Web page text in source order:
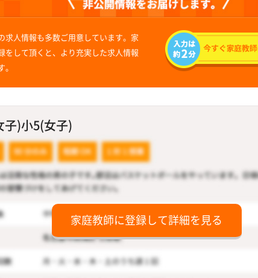
求人情報も多数ご用意しています。家
をして頂くと、より充実した求人情報
。
子)小5(女子)
家庭教師に登録して詳細を見る